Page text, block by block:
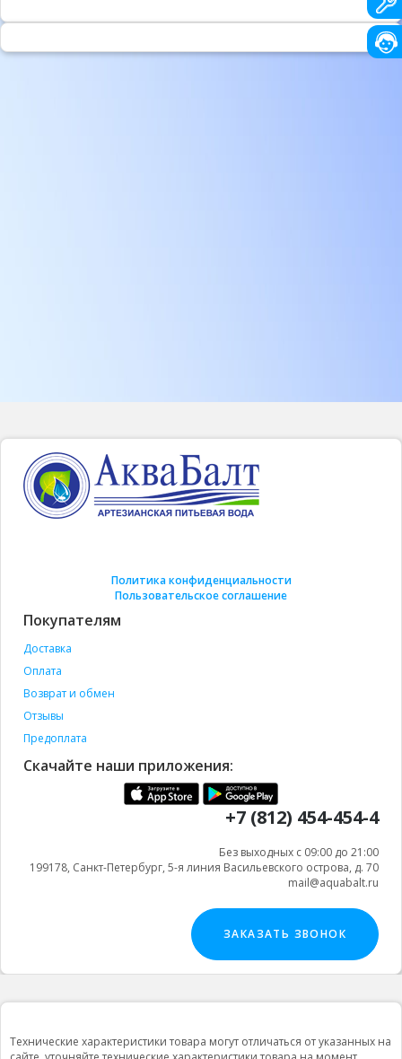
Политика конфиденциальности
Пользовательское соглашение
Покупателям
Доставка
Оплата
Возврат и обмен
Отзывы
Предоплата
Скачайте наши приложения:
+7 (812) 454-454-4
Без выходных с 09:00 до 21:00
199178, Санкт-Петербург, 5-я линия Васильевского острова, д. 70
mail@aquabalt.ru
ЗАКАЗАТЬ ЗВОНОК
Технические характеристики товара могут отличаться от указанных на